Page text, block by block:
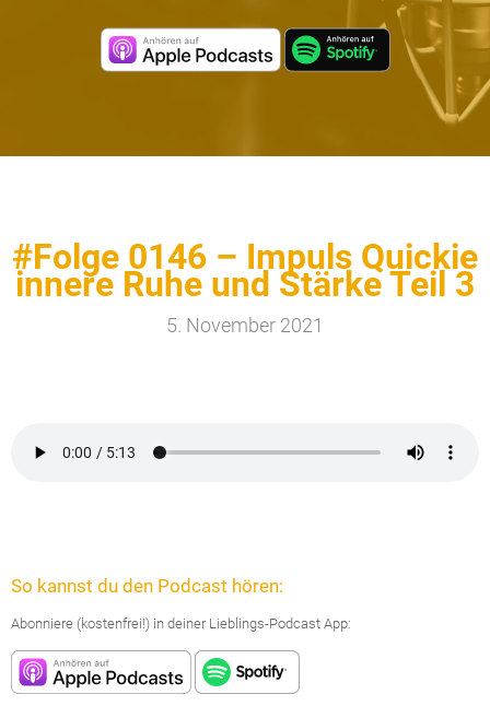
#Folge 0146 – Impuls Quickie
innere Ruhe und Stärke Teil 3
5. November 2021
So kannst du den Podcast hören:
Abonniere (kostenfrei!) in deiner Lieblings-Podcast App: